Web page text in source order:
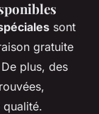
sont
gratuite
plus, des
qualité.